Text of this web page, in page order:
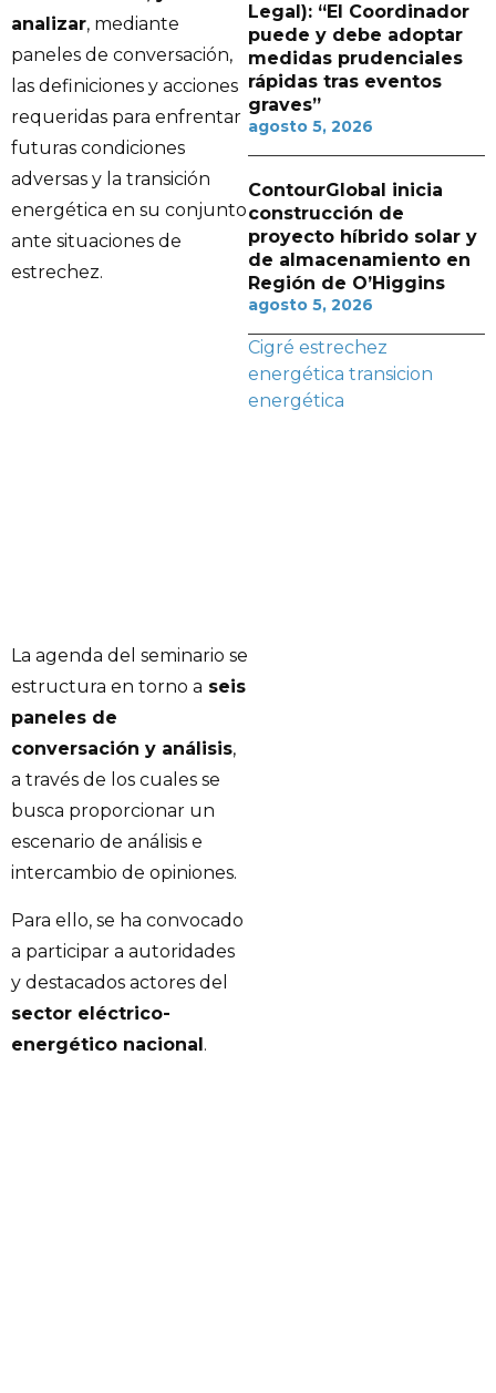
analizar, mediante
paneles de conversación,
las definiciones y acciones
requeridas para enfrentar
futuras condiciones
adversas y la transición
energética en su conjunto
ante situaciones de
estrechez.
La agenda del seminario se
estructura en torno a seis
paneles de
conversación y análisis,
a través de los cuales se
busca proporcionar un
escenario de análisis e
intercambio de opiniones.
Para ello, se ha convocado
a participar a autoridades
y destacados actores del
sector eléctrico-
energético nacional.
Legal): “El Coordinador
puede y debe adoptar
medidas prudenciales
rápidas tras eventos
graves”
agosto 5, 2026
ContourGlobal inicia
construcción de
proyecto híbrido solar y
de almacenamiento en
Región de O’Higgins
agosto 5, 2026
Cigré estrechez
energética transicion
energética